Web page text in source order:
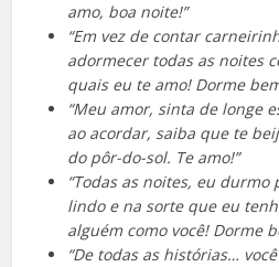
amo, boa noite!”
“Em vez de contar
adormecer todas as noites
quais eu te amo! Dorme
“Meu amor, sinta de longe
ao acordar, saiba que te
do pôr-do-sol. Te amo!”
“Todas as noites, eu
lindo e na sorte que eu
alguém como você! Dorme
“De todas as histórias…